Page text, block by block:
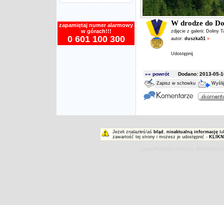
zapamiętaj numer alarmowy
w górach!!!
0 601 100 300
W drodze do
zdjęcie z galerii: Doliny
autor: duszka51 »
Udostępnij
«« powrótDodano: 2013-05-
Zapisz w schowku
Jeżeli znalazłeś/aś błąd , nieaktualną informację
zawartość tej strony i możesz je udostępnić -